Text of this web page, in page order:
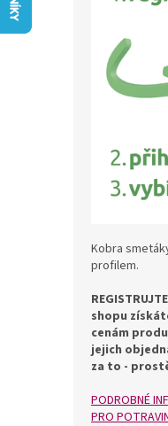
Kobra
profilem.
shopu
cenám
jejich
za to -
PODROBNÉ
PRO